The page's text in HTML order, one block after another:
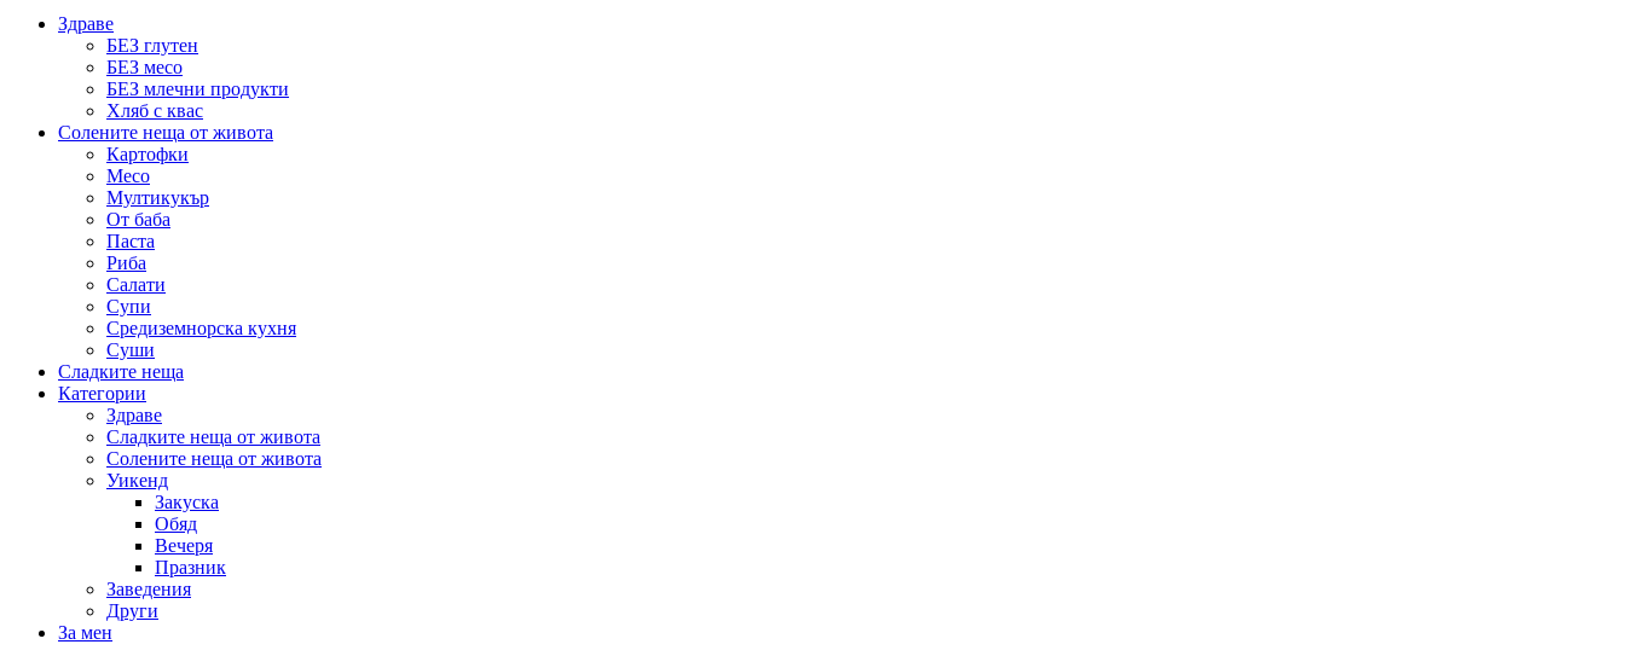
Здраве
БЕЗ глутен
БЕЗ месо
БЕЗ млечни продукти
Хляб с квас
Солените неща от живота
Картофки
Месо
Мултикукър
От баба
Паста
Риба
Салати
Супи
Средиземнорска кухня
Суши
Сладките неща
Категории
Здраве
Сладките неща от живота
Солените неща от живота
Уикенд
Закуска
Обяд
Вечеря
Празник
Заведения
Други
За мен